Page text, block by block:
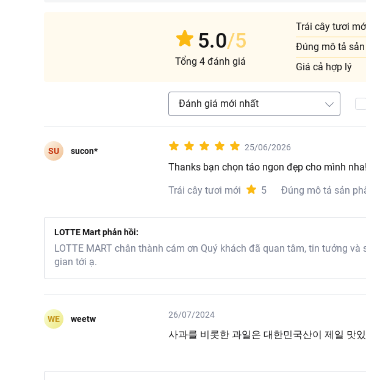
5.0/5
Tổng 4 đánh giá
Trái cây tươi
Đúng mô tả
Giá cả hợp lý
Đánh giá mới nhất
SU sucon* 25/06/2026
Thanks bạn chọn táo ngon đẹp cho mình nha!
Trái cây tươi mới
5 Đúng mô tả sản
LOTTE Mart phản hồi:
LOTTE MART chân thành cám ơn Quý khách đã quan tâm, tin tưởng
gian tới ạ.
WE weetw 26/07/2024
사과를 비롯한 과일은 대한민국산이 제일 맛